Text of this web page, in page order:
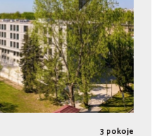
3 pokoje